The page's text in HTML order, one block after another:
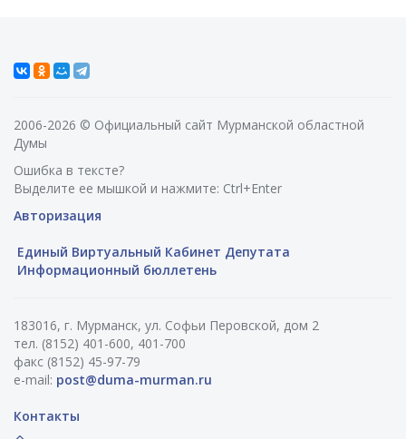
2006-2026 © Официальный сайт Мурманской областной
Думы
Ошибка в тексте?
Выделите ее мышкой и нажмите: Ctrl+Enter
Авторизация
Единый Виртуальный Кабинет Депутата
Информационный бюллетень
183016, г. Мурманск, ул. Софьи Перовской, дом 2
тел. (8152) 401-600, 401-700
факс (8152) 45-97-79
e-mail: post@duma-murman.ru
Контакты